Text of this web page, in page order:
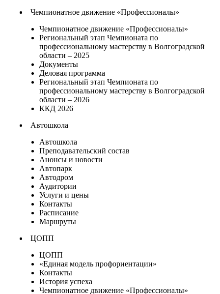
Чемпионатное движение «Профессионалы»
Чемпионатное движение «Профессионалы»
Региональный этап Чемпионата по
профессиональному мастерству в Волгоградской
области – 2025
Документы
Деловая программа
Региональный этап Чемпионата по
профессиональному мастерству в Волгоградской
области – 2026
ККД 2026
Автошкола
Автошкола
Преподавательский состав
Анонсы и новости
Автопарк
Автодром
Аудитории
Услуги и цены
Контакты
Расписание
Маршруты
ЦОПП
ЦОПП
«Единая модель профориентации»
Контакты
История успеха
Чемпионатное движение «Профессионалы»